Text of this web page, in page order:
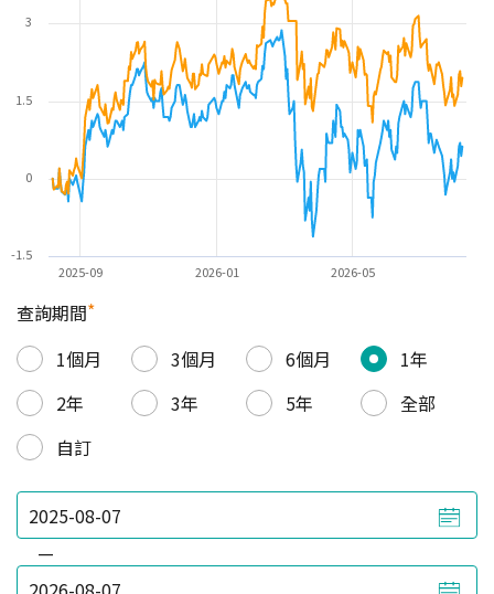
2026-01
2025-09 2026-05
-1.5
0
1.5
3
查詢期間*
1個月
3個月 6個月
1年
2年
3年 5年
全部
自訂
—